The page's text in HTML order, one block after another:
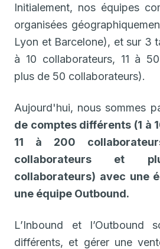
Initialement, nos équipes
organisées
Lyon et Barcelone), et sur 3
à 10 collaborateurs, 11 à
plus de 50 collaborateurs).
Aujourd'hui, nous sommes
de comptes différents (1 à
11 à 200
collaborateurs et
collaborateurs) avec une
une équipe Outbound.
L’Inbound et l’Outbound
différents, et gérer une